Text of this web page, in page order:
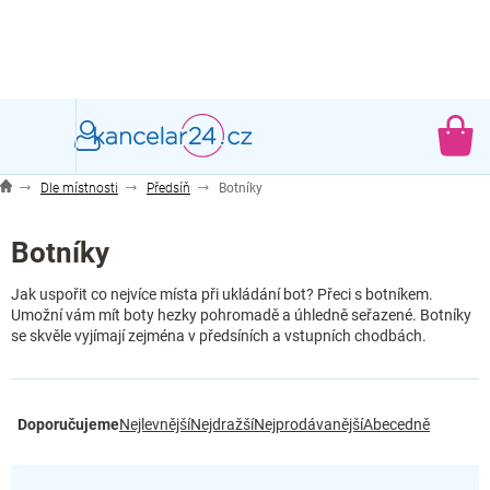
Dle místnosti Předsíň Botníky
Botníky
Jak uspořit co nejvíce místa při ukládání bot? Přeci s botníkem.
Umožní vám mít boty hezky pohromadě a úhledně seřazené. Botníky
se skvěle vyjímají zejména v předsíních a vstupních chodbách.
a
DoporučujemeNejlevnějšíNejdražšíNejprodávanějšíAbecedně